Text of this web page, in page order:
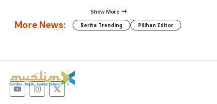
Show More
More News: Berita Trending Pilihan Editor